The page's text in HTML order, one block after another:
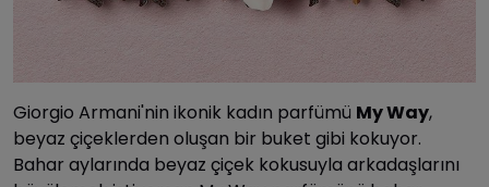
Giorgio Armani'nin ikonik kadın parfümü My Way,
beyaz çiçeklerden oluşan bir buket gibi kokuyor.
Bahar aylarında beyaz çiçek kokusuyla arkadaşlarını